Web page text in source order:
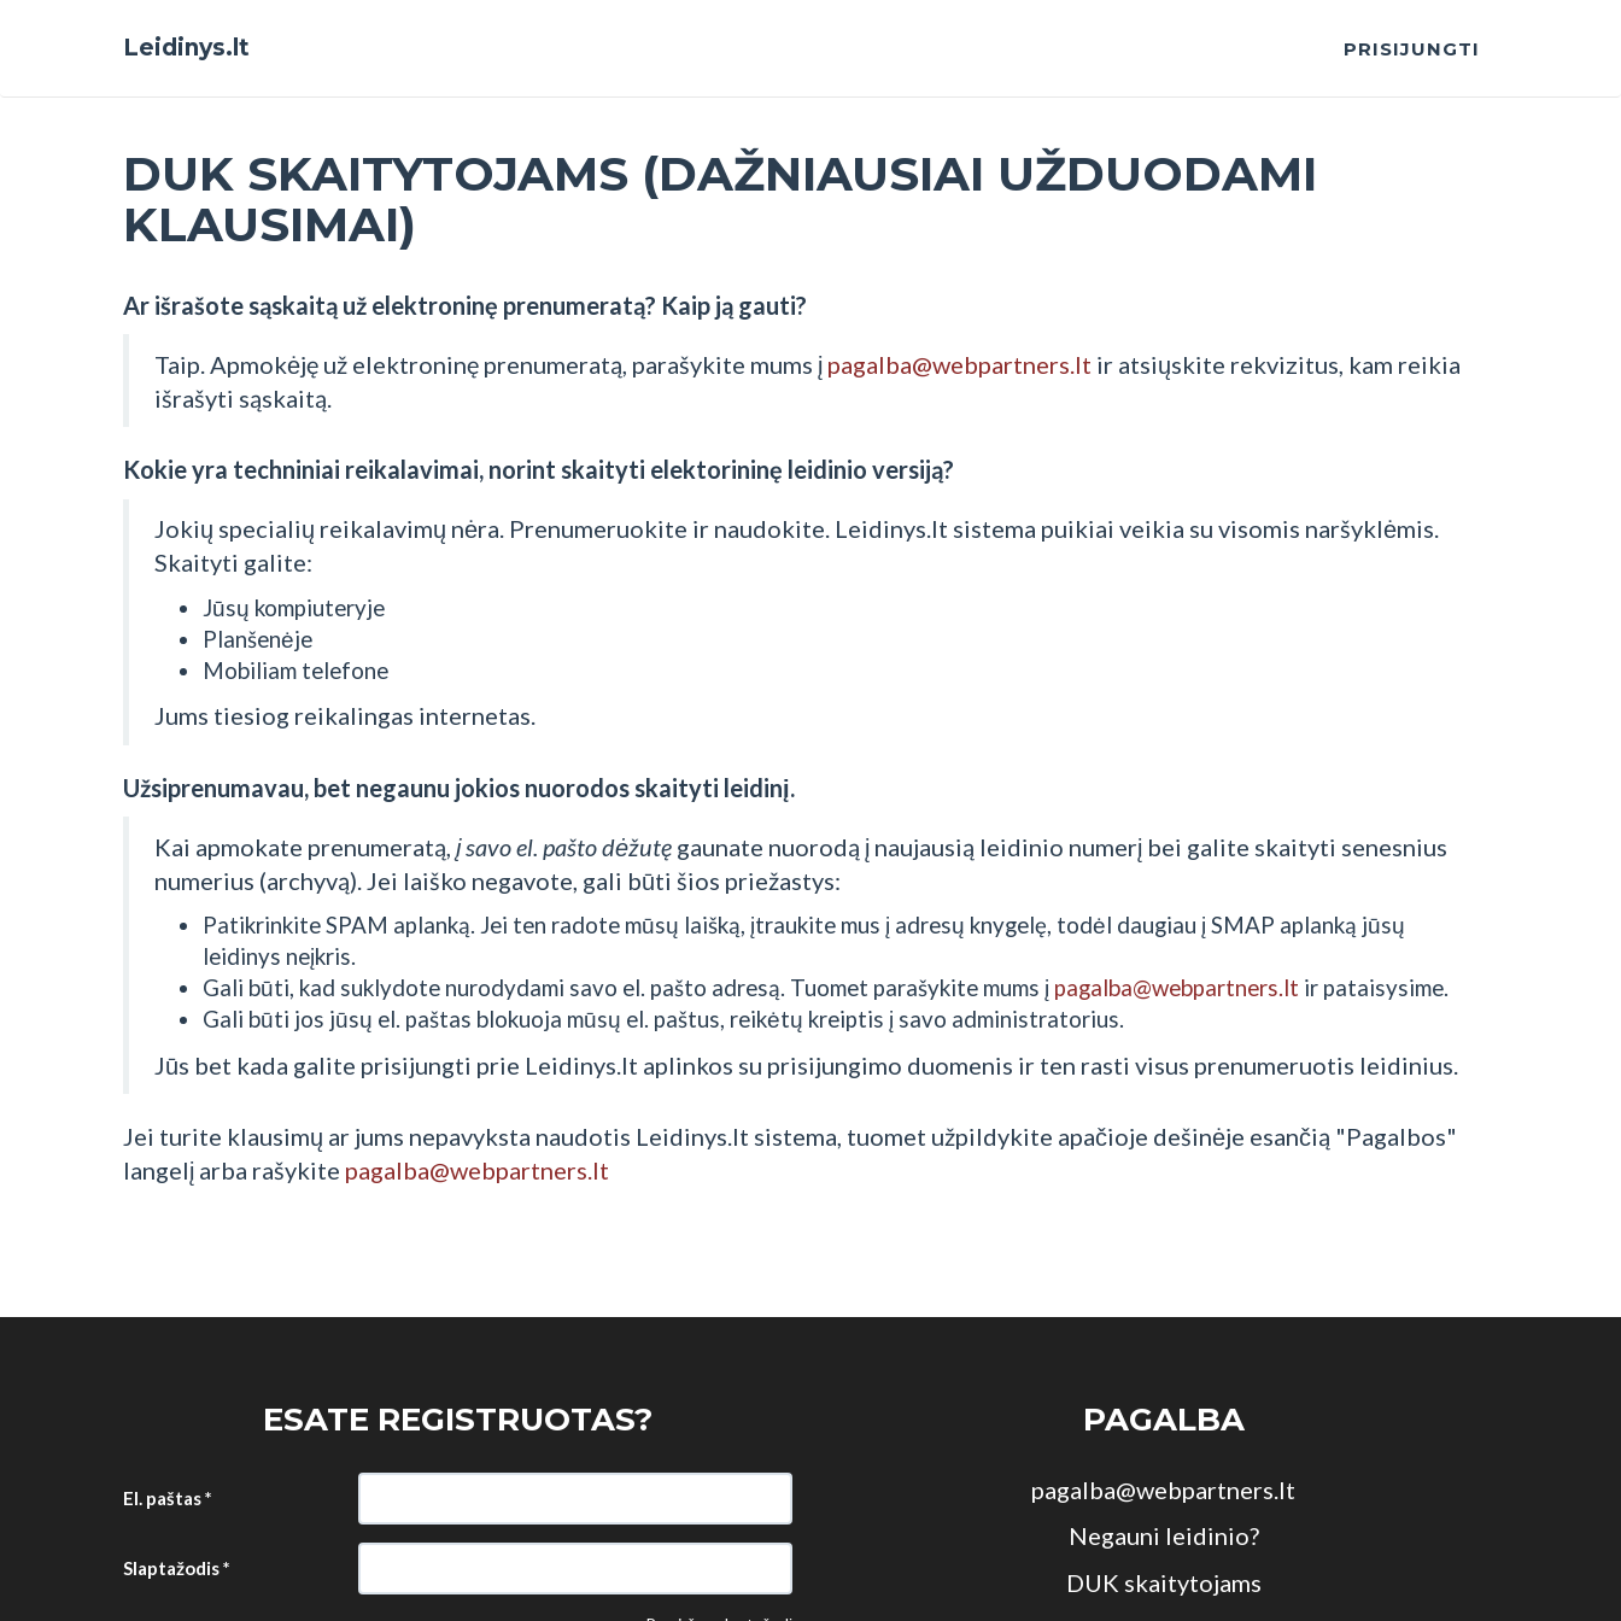
Leidinys.lt PRISIJUNGTI
DUK SKAITYTOJAMS (DAŽNIAUSIAI UŽDUODAMI
KLAUSIMAI)
Ar išrašote sąskaitą už elektroninę prenumeratą? Kaip ją gauti?
Taip. Apmokėję už elektroninę prenumeratą, parašykite mums į pagalba@webpartners.lt ir atsiųskite rekvizitus, kam reikia
išrašyti sąskaitą.
Kokie yra techniniai reikalavimai, norint skaityti elektorininę leidinio versiją?
Jokių specialių reikalavimų nėra. Prenumeruokite ir naudokite. Leidinys.lt sistema puikiai veikia su visomis naršyklėmis.
Skaityti galite:
Jūsų kompiuteryje
Planšenėje
Mobiliam telefone
Jums tiesiog reikalingas internetas.
Užsiprenumavau, bet negaunu jokios nuorodos skaityti leidinį.
Kai apmokate prenumeratą, į savo el. pašto dėžutę gaunate nuorodą į naujausią leidinio numerį bei galite skaityti senesnius
numerius (archyvą). Jei laiško negavote, gali būti šios priežastys:
Patikrinkite SPAM aplanką. Jei ten radote mūsų laišką, įtraukite mus į adresų knygelę, todėl daugiau į SMAP aplanką jūsų
leidinys neįkris.
Gali būti, kad suklydote nurodydami savo el. pašto adresą. Tuomet parašykite mums į pagalba@webpartners.lt ir pataisysime.
Gali būti jos jūsų el. paštas blokuoja mūsų el. paštus, reikėtų kreiptis į savo administratorius.
Jūs bet kada galite prisijungti prie Leidinys.lt aplinkos su prisijungimo duomenis ir ten rasti visus prenumeruotis leidinius.
Jei turite klausimų ar jums nepavyksta naudotis Leidinys.lt sistema, tuomet užpildykite apačioje dešinėje esančią "Pagalbos"
langelį arba rašykite pagalba@webpartners.lt
ESATE REGISTRUOTAS?
El. paštas*
Slaptažodis*
PAGALBA
pagalba@webpartners.lt
Negauni leidinio?
DUK skaitytojams